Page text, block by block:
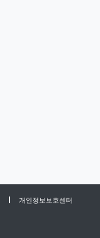
개인정보보호센터